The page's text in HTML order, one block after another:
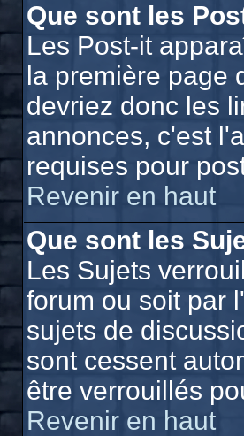
Que sont les
Les Post-it
la première page
devriez donc les
annonces, c'est
requises pour
Revenir en haut
Que sont les
Les Sujets
forum ou soit par
sujets de
sont cessent
être verrouillés
Revenir en haut